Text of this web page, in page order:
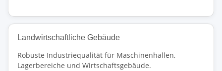
Landwirtschaftliche Gebäude
Robuste Industriequalität für Maschinenhallen,
Lagerbereiche und Wirtschaftsgebäude.